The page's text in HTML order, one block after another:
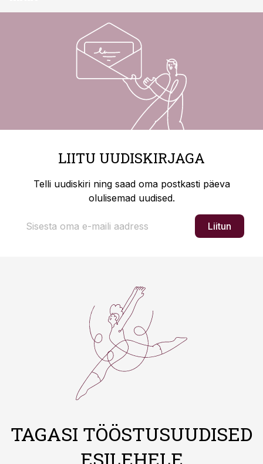
LIITU UUDISKIRJAGA
Telli uudiskiri ning saad oma postkasti päeva
olulisemad uudised.
Liitun
TAGASI TÖÖSTUSUUDISED